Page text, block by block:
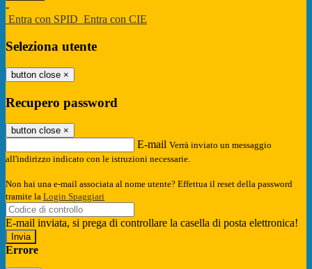
-
Entra con SPID Entra con CIE
Seleziona utente
button close ×
Recupero password
button close ×
E-mail Verrà inviato un messaggio
all'indirizzo indicato con le istruzioni necessarie.
Non hai una e-mail associata al nome utente? Effettua il reset della password
tramite la Login Spaggiari
E-mail inviata, si prega di controllare la casella di posta elettronica!
Errore